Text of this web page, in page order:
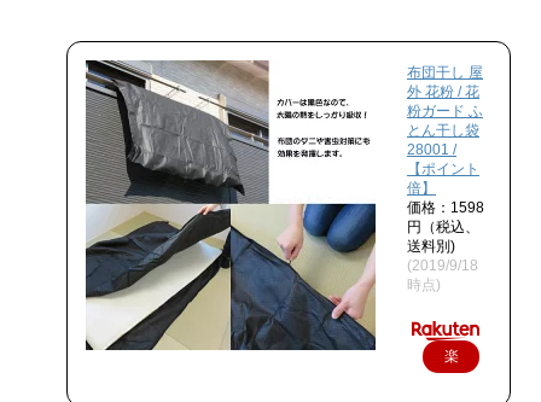
布団干し 屋
外 花粉 / 花
粉ガード ふ
とん干し袋
28001 /
【ポイント
倍】
価格：1598
円（税込、
送料別)
(2019/9/18
時点)
楽